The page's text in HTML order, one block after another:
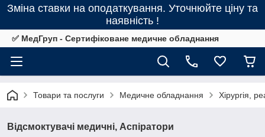
Зміна ставки на оподаткування. Уточнюйте ціну та
наявність !
✅ МедГруп - Сертифіковане медичне обладнання
Товари та послуги Медичне обладнання Хірургія,
Відсмоктувачі медичні, Аспіратори